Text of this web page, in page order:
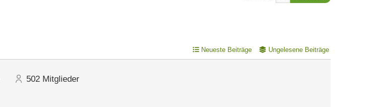
Neueste Beiträge Ungelesene Beiträge
502 Mitglieder